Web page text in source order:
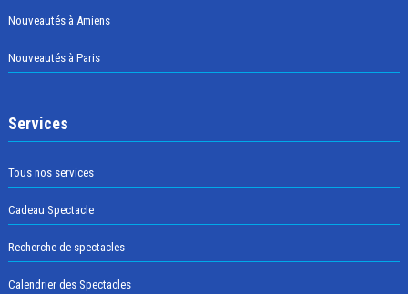
Nouveautés à Amiens
Nouveautés à Paris
Services
Tous nos services
Cadeau Spectacle
Recherche de spectacles
Calendrier des Spectacles